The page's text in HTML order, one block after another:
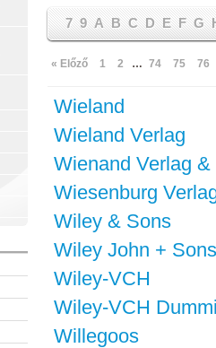
7 9 A B C D E F G
« Előző 1 2 … 74 75 76
Wieland
Wieland Verlag
Wienand Verlag &
Wiesenburg
Wiley & Sons
Wiley John + Sons
Wiley-VCH
Wiley-VCH
Willegoos